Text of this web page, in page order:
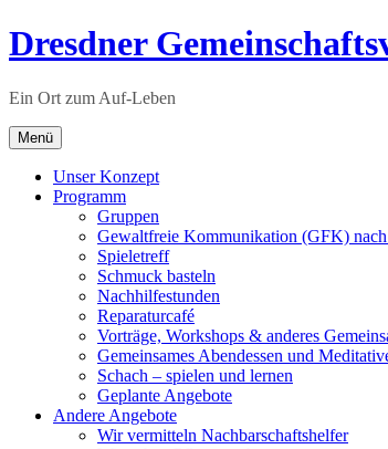
Zum
Inhalt
Dresdner
Ein Ort zum Auf-Leben
Menü
Unser Konzept
Programm
Gruppen
Gewaltfreie Kommunikation (GFK) nach
Spieletreff
Schmuck basteln
Nachhilfestunden
Reparaturcafé
Vorträge, Workshops & anderes
Gemeinsames Abendessen und
Schach – spielen und lernen
Geplante Angebote
Andere Angebote
Wir vermitteln Nachbarschaftshelfer